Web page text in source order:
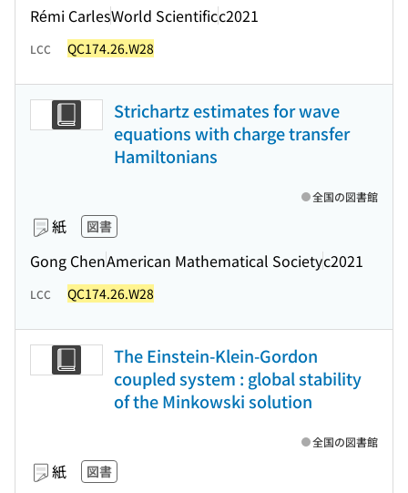
Rémi CarlesWorld Scientificc2021
LCC QC174.26.W28
Strichartz estimates for wave
equations with charge transfer
Hamiltonians
紙 図書
Gong ChenAmerican Mathematical Societyc2021
全国の図書館
LCC QC174.26.W28
The Einstein-Klein-Gordon
coupled system : global stability
of the Minkowski solution
紙 図書
全国の図書館